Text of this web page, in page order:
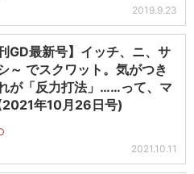
2019.9.23
刊GD最新号】イッチ、ニ、サ
～ でスクワット。気がつき
が「反力打法」……って、マ
年10月26日号)
2021.10.11